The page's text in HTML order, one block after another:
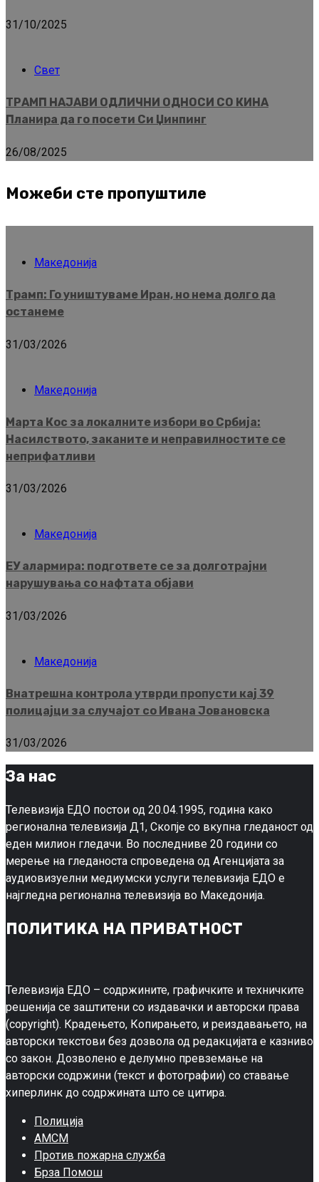
31/10/2025
Свет
ТРАМП НАЈАВИ ОДЛИЧНИ ОДНОСИ СО КИНА
Планира да го посети Си Џинпинг
26/08/2025
Можеби сте пропуштиле
Македонија
Трамп: Го уништуваме Иран, но нема долго да
останеме
31/03/2026
Македонија
Марта Кос за локалните избори во Србија:
Насилството, заканите и неправилностите се
неприфатливи
31/03/2026
Македонија
ЕУ алармира: подгответе се за долготрајни
нарушувања со нафтата објави
31/03/2026
Македонија
Внатрешна контрола утврди пропусти кај 39
полицајци за случајот со Ивана Јовановска
31/03/2026
За нас
Телевизија ЕДО постои од 20.04.1995, година како
регионална телевизија Д1, Скопје со вкупна гледаност од
еден милион гледачи. Во последниве 20 години со
мерење на гледаноста спроведена од Агенцијата за
аудиовизуелни медиумски услуги телевизија ЕДО е
најгледна регионална телевизија во Македонија.
ПОЛИТИКА НА ПРИВАТНОСТ
Телевизија ЕДО – содржините, графичките и техничките
решенија се заштитени со издавачки и авторски права
(copyright). Крадењето, Копирањето, и реиздавањето, на
авторски текстови без дозвола од редакцијата е казниво
со закон. Дозволено е делумно превземање на
авторски содржини (текст и фотографии) со ставање
хиперлинк до содржината што се цитира.
Полиција
АМСМ
Против пожарна служба
Брза Помош